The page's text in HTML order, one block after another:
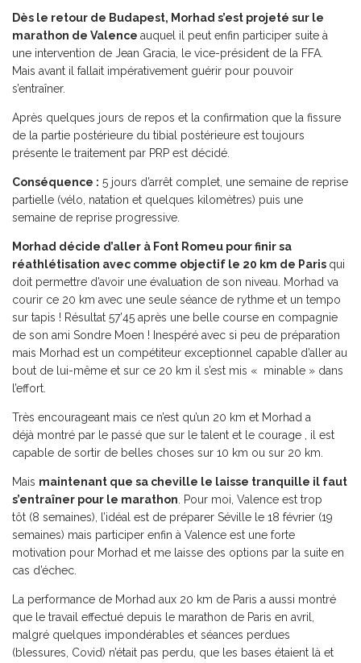
Dès le retour de Budapest, Morhad s’est projeté sur le
marathon de Valence auquel il peut enfin participer suite à
une intervention de Jean Gracia, le vice-président de la FFA.
Mais avant il fallait impérativement guérir pour pouvoir
s’entraîner.
Après quelques jours de repos et la confirmation que la fissure
de la partie postérieure du tibial postérieure est toujours
présente le traitement par PRP est décidé.
Conséquence : 5 jours d’arrêt complet, une semaine de reprise
partielle (vélo, natation et quelques kilomètres) puis une
semaine de reprise progressive.
Morhad décide d’aller à Font Romeu pour finir sa
réathlétisation avec comme objectif le 20 km de Paris qui
doit permettre d’avoir une évaluation de son niveau. Morhad va
courir ce 20 km avec une seule séance de rythme et un tempo
sur tapis ! Résultat 57’45 après une belle course en compagnie
de son ami Sondre Moen ! Inespéré avec si peu de préparation
mais Morhad est un compétiteur exceptionnel capable d’aller au
bout de lui-même et sur ce 20 km il s’est mis « minable » dans
l’effort.
Très encourageant mais ce n’est qu’un 20 km et Morhad a
déjà montré par le passé que sur le talent et le courage , il est
capable de sortir de belles choses sur 10 km ou sur 20 km.
Mais maintenant que sa cheville le laisse tranquille il faut
s’entraîner pour le marathon . Pour moi, Valence est trop
tôt (8 semaines), l’idéal est de préparer Séville le 18 février (19
semaines) mais participer enfin à Valence est une forte
motivation pour Morhad et me laisse des options par la suite en
cas d’échec.
La performance de Morhad aux 20 km de Paris a aussi montré
que le travail effectué depuis le marathon de Paris en avril,
malgré quelques impondérables et séances perdues
(blessures, Covid) n’était pas perdu, que les bases étaient là et